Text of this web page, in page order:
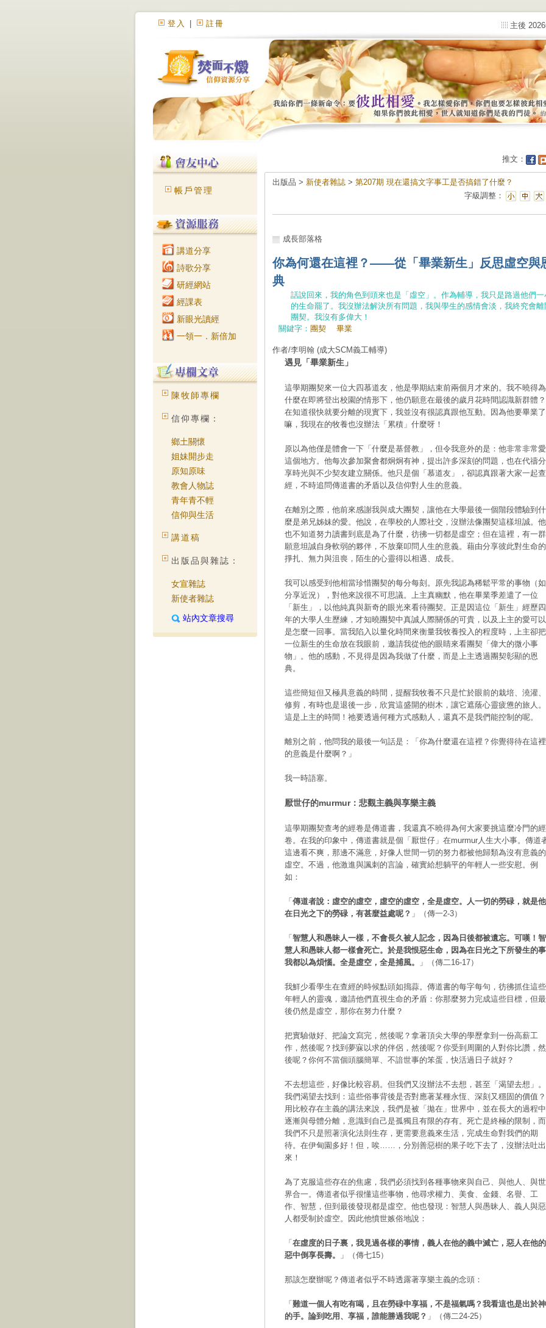
登入 註冊 主後
帳戶管理
講道分享
詩歌分享
研經網站
經課表
新眼光讀經
一領一．新倍加
陳牧師專欄
信仰專欄：
鄉土關懷
姐妹開步走
原知原味
教會人物誌
青年青不輕
信仰與生活
講道稿
出版品與雜誌：
女宣雜誌
新使者雜誌
站內文章搜尋
推文：
出版品 > 新使者雜誌 > 第207期 現在還搞文字事工是否搞錯了什麼？
字級調整：
成長部落格
你為何還在這裡？——從「畢業新生」反思虛空與
典
話說回來，我的角色到頭來也是「虛空」。作為輔導，我只是路過他們一
的生命罷了。我沒辦法解決所有問題，我與學生的感情會淡，我終究會離
團契。我沒有多偉大！
關鍵字： 團契 畢業
作者/李明翰 (成大SCM義工輔導)
遇見「畢業新生」
這學期團契來一位大四慕道友，他是學期結束前兩個月才來的。我不曉得為
什麼在即將登出校園的情形下，他仍願意在最後的歲月花時間認識新群體？
在知道很快就要分離的現實下，我並沒有很認真跟他互動。因為他要畢業了
嘛，我現在的牧養也沒辦法「累積」什麼呀！
原以為他僅是體會一下「什麼是基督教」，但令我意外的是：他非常非常愛
這個地方。他每次參加聚會都炯炯有神，提出許多深刻的問題，也在代禱分
享時光與不少契友建立關係。他只是個「慕道友」，卻認真跟著大家一起查
經，不時追問傳道書的矛盾以及信仰對人生的意義。
在離別之際，他前來感謝我與成大團契，讓他在大學最後一個階段體驗到什
麼是弟兄姊妹的愛。他說，在學校的人際社交，沒辦法像團契這樣坦誠。他
也不知道努力讀書到底是為了什麼，彷彿一切都是虛空；但在這裡，有一群
願意坦誠自身軟弱的夥伴，不放棄叩問人生的意義。藉由分享彼此對生命的
掙扎、無力與沮喪，陌生的心靈得以相遇、成長。
我可以感受到他相當珍惜團契的每分每刻。原先我認為稀鬆平常的事物（如
分享近況），對他來說很不可思議。上主真幽默，他在畢業季差遣了一位
「新生」，以他純真與新奇的眼光來看待團契。正是因這位「新生」經歷四
年的大學人生歷練，才知曉團契中真誠人際關係的可貴，以及上主的愛可以
是怎麼一回事。當我陷入以量化時間來衡量我牧養投入的程度時，上主卻把
一位新生的生命放在我眼前，邀請我從他的眼睛來看團契「偉大的微小事
物」。他的感動，不見得是因為我做了什麼，而是上主透過團契彰顯的恩
典。
這些簡短但又極具意義的時間，提醒我牧養不只是忙於眼前的栽培、澆灌、
修剪，有時也是退後一步，欣賞這盛開的樹木，讓它遮蔭心靈疲憊的旅人。
這是上主的時間！祂要透過何種方式感動人，還真不是我們能控制的呢。
離別之前，他問我的最後一句話是：「你為什麼還在這裡？你覺得待在這裡
的意義是什麼啊？」
我一時語塞。
厭世仔的murmur：悲觀主義與享樂主義
這學期團契查考的經卷是傳道書，我還真不曉得為何大家要挑這麼冷門的經
卷。在我的印象中，傳道書就是個「厭世仔」在murmur人生大小事。傳道
這邊看不爽，那邊不滿意，好像人世間一切的努力都被他歸類為沒有意義的
虛空。不過，他激進與諷刺的言論，確實給想躺平的年輕人一些安慰。例
如：
「 傳道者說：虛空的虛空，虛空的虛空，全是虛空。人一切的勞碌，就是他
在日光之下的勞碌，有甚麼益處呢？ 」（傳一2-3）
「 智慧人和愚昧人一樣，不會長久被人記念，因為日後都被遺忘。可嘆！智
慧人和愚昧人都一樣會死亡。於是我恨惡生命，因為在日光之下所發生的事
我都以為煩惱。全是虛空，全是捕風。
」（傳二16-17）
我鮮少看學生在查經的時候點頭如搗蒜。傳道書的每字每句，彷彿抓住這些
年輕人的靈魂，邀請他們直視生命的矛盾：你那麼努力完成這些目標，但最
後仍然是虛空，那你在努力什麼？
把實驗做好、把論文寫完，然後呢？拿著頂尖大學的學歷拿到一份高薪工
作，然後呢？找到夢寐以求的伴侶，然後呢？你受到周圍的人對你比讚，然
後呢？你何不當個頭腦簡單、不諳世事的笨蛋，快活過日子就好？
不去想這些，好像比較容易。但我們又沒辦法不去想，甚至「渴望去想」。
我們渴望去找到：這些俗事背後是否對應著某種永恆、深刻又穩固的價值？
用比較存在主義的講法來說，我們是被「拋在」世界中，並在長大的過程中
逐漸與母體分離，意識到自己是孤獨且有限的存有。死亡是終極的限制，而
我們不只是照著演化法則生存，更需要意義來生活，完成生命對我們的期
待。在伊甸園多好！但，唉……，分別善惡樹的果子吃下去了，沒辦法吐出
來！
為了克服這些存在的焦慮，我們必須找到各種事物來與自己、與他人、與世
界合一。傳道者似乎很懂這些事物，他尋求權力、美食、金錢、名譽、工
作、智慧，但到最後發現都是虛空。他也發現：智慧人與愚昧人、義人與惡
人都受制於虛空。因此他憤世嫉俗地說：
「 在虛度的日子裏，我見過各樣的事情，義人在他的義中滅亡，惡人在他的
惡中倒享長壽。
」（傳七15）
那該怎麼辦呢？傳道者似乎不時透露著享樂主義的念頭：
「 難道一個人有吃有喝，且在勞碌中享福，不是福氣嗎？我看這也是出於神
的手。論到吃用、享福，誰能勝過我呢？ 」（傳二24-25）